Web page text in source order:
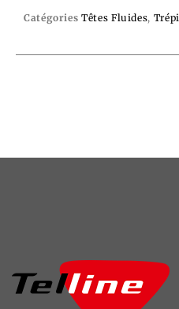
Catégories Têtes Fluides,